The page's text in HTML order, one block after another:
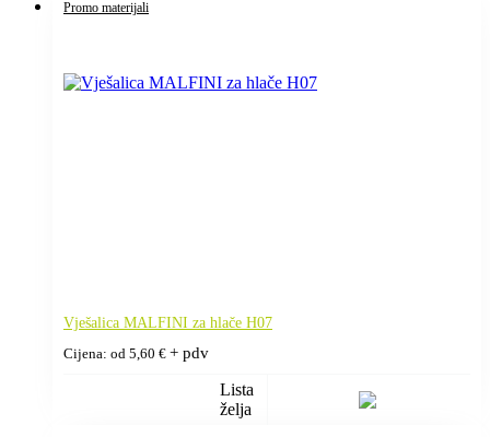
Promo materijali
Vješalica MALFINI za hlače H07
Cijena: od 5,60 € + pdv
Lista
želja